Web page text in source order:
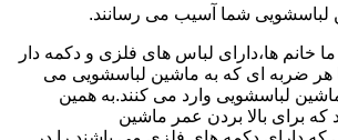
لباسشویی شما آسیب می رسانند.
خانم ها،دارای لباس های فلزی و دکمه دار
هر ضربه ای که به ماشین لباسشویی می
لباسشویی وارد می کنند.به همین
برای بالا بردن عمر ماشین